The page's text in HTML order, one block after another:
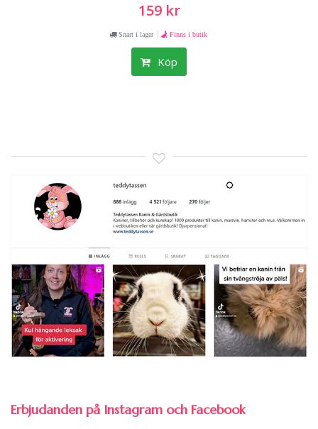
159 kr
Snart i lager | Finns i butik
Köp
Erbjudanden på Instagram och Facebook